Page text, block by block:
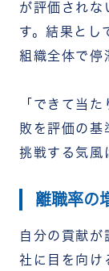
が評価されな
す。結果とし
組織全体で停
「できて当
敗を評価の基
挑戦する気風
離職率の
自分の貢献が
社に目を向け